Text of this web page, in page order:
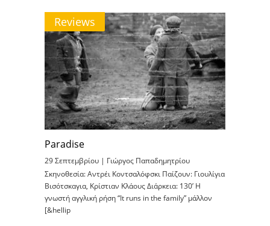
Reviews
Paradise
29 Σεπτεμβρίου | Γιώργος Παπαδημητρίου
Σκηνοθεσία: Αντρέι Κοντσαλόφσκι Παίζουν: Γιουλίγια
Βισότσκαγια, Κρίστιαν Κλάους Διάρκεια: 130’ Η
γνωστή αγγλική ρήση “It runs in the family” μάλλον
[&hellip